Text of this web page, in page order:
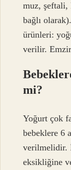
muz, şeftali,
bağlı
ürünleri:
verilir.
mi?
Yoğurt çok
bebeklere 6
verilmelidir.
eksikliğine